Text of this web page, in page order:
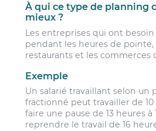
À qui ce type de planning
mieux ?
Les entreprises qui ont besoin
pendant les heures de
restaurants et les commerces
Exemple
Un salarié travaillant selon un
fractionné peut travailler de 10
faire une pause de 13 heures à
reprendre le travail de 16